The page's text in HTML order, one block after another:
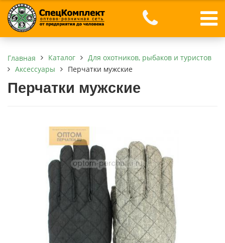
Главная Каталог
Для охотников, рыбаков и туристов
Аксессуары
Перчатки мужские
Перчатки мужские